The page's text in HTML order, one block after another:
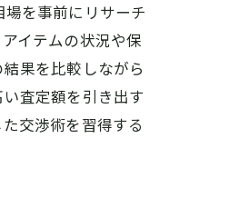
を事前にリサーチ
イテムの状況や保
果を比較しながら
査定額を引き出す
交渉術を習得する